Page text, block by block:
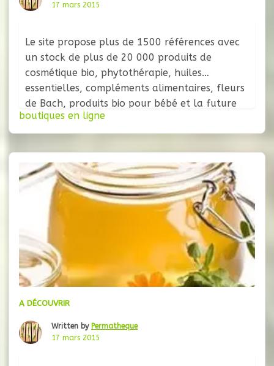
17 mars 2015
Le site propose plus de 1500 références avec
un stock de plus de 20 000 produits de
cosmétique bio, phytothérapie, huiles
essentielles, compléments alimentaires, fleurs
de Bach, produits bio pour bébé et la future
maman. Vitalibio met en place tous les 15
jours des offres promotionnelles pour les
internautes (produits offerts, échantillons
gratuits, promotions). De
boutiques en ligne
A DÉCOUVRIR
Written by Permatheque
17 mars 2015